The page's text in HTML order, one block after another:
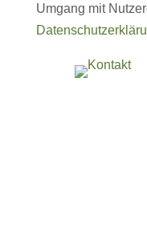
Umgang mit